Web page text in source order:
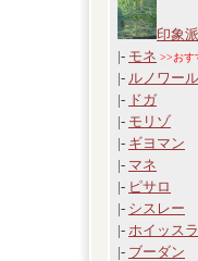
印象派
|- モネ >>おす
|- ルノワール
|- ドガ
|- モリゾ
|- ギヨマン
|- マネ
|- ピサロ
|- シスレー
|- ホイッス
|- ブーダン